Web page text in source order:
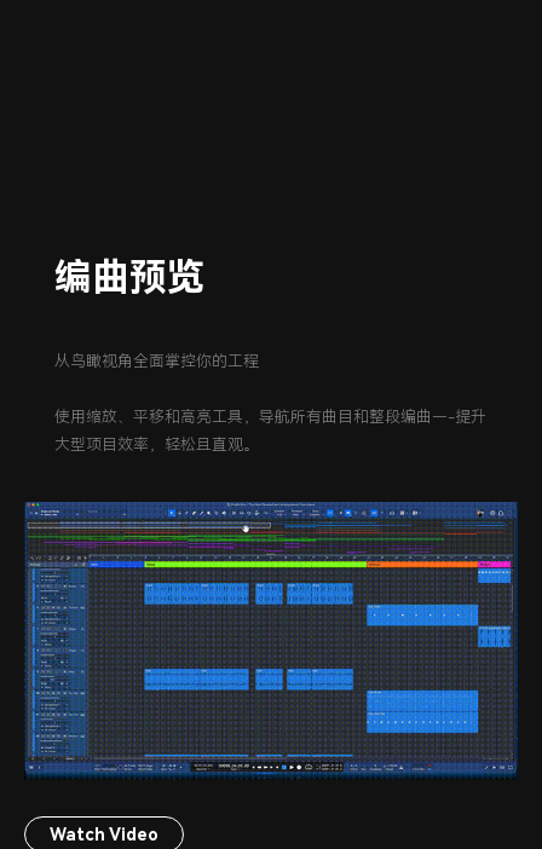
编曲预览
从鸟瞰视角全面掌控你的工程
使用缩放、平移和高亮工具，导航所有曲目和整段编曲—-提升
大型项目效率，轻松且直观。
Watch Video